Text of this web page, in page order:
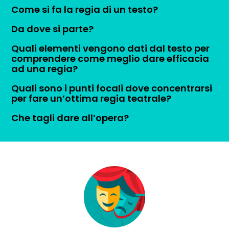
Come si fa la regia di un testo?
Da dove si parte?
Quali elementi vengono dati dal testo per
comprendere come meglio dare efficacia
ad una regia?
Quali sono i punti focali dove concentrarsi
per fare un’ottima regia teatrale?
Che tagli dare all’opera?